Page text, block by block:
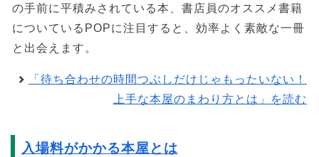
の手前に平積みされている本、書店員のオススメ書籍
についているPOPに注目すると、効率よく素敵な一冊
と出会えます。
「待ち合わせの時間つぶしだけじゃもったいない！
上手な本屋のまわり方とは」を読む
入場料がかかる本屋とは